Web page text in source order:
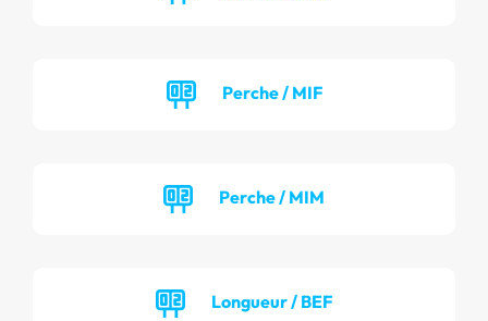
Perche / MIF
Perche / MIM
Longueur / BEF